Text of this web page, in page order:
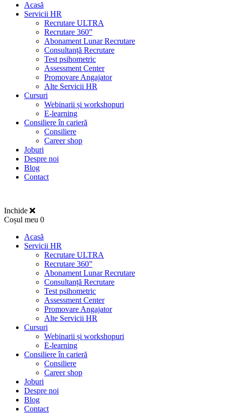
Acasă
Servicii HR
Recrutare ULTRA
Recrutare 360”
Abonament Lunar Recrutare
Consultanță Recrutare
Test psihometric
Assessment Center
Promovare Angajator
Alte Servicii HR
Cursuri
Webinarii și workshopuri
E-learning
Consiliere în carieră
Consiliere
Career shop
Joburi
Despre noi
Blog
Contact
Inchide
Coșul meu 0
Acasă
Servicii HR
Recrutare ULTRA
Recrutare 360”
Abonament Lunar Recrutare
Consultanță Recrutare
Test psihometric
Assessment Center
Promovare Angajator
Alte Servicii HR
Cursuri
Webinarii și workshopuri
E-learning
Consiliere în carieră
Consiliere
Career shop
Joburi
Despre noi
Blog
Contact